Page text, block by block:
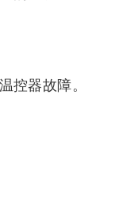
控器故障。